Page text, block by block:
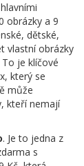
obrázky a 9
dětské,
vlastní obrázky
je klíčové
který se
může
kteří nemají
. Je to jedna z
s